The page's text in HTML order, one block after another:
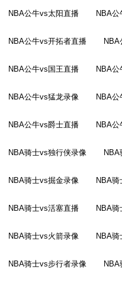
NBA公牛vs太阳直播 NBA
NBA公牛vs开拓者直播
NBA公牛vs国王直播 NBA
NBA公牛vs猛龙录像 NBA
NBA公牛vs爵士直播 NBA
NBA骑士vs独行侠录像
NBA骑士vs掘金录像 NBA
NBA骑士vs活塞直播 NBA骑
NBA骑士vs火箭录像 NBA骑
NBA骑士vs步行者录像 NBA